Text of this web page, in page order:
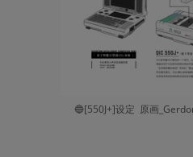
🔵[550J+]设定  原画